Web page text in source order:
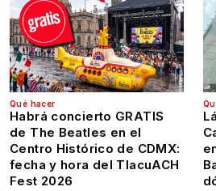
Qué hacer
Habrá concierto GRATIS
de The Beatles en el
Centro Histórico de CDMX:
fecha y hora del TlacuACH
Fest 2026